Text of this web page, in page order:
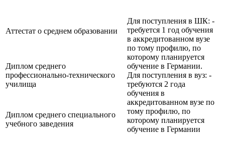
Аттестат о среднем образовании
Для поступления в ШК: -
требуется 1 год обучения
в аккредитованном вузе
по тому профилю, по
которому планируется
обучение в Германии.
Для поступления в вуз: -
требуются 2 года
обучения в
аккредитованном вузе по
тому профилю, по
которому планируется
обучение в Германии
Диплом среднего
профессионально-технического
училища
Диплом среднего специального
учебного заведения